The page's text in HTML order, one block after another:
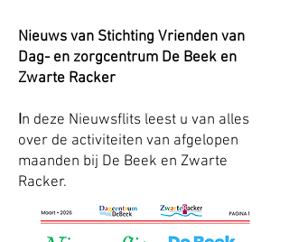
Nieuws van Stichting Vrienden van
Dag- en zorgcentrum De Beek en
Zwarte Racker
In deze Nieuwsflits leest u van alles
over de activiteiten van afgelopen
maanden bij De Beek en Zwarte
Racker.